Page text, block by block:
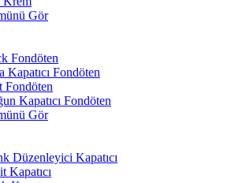
Gör
Fondöten
Kapatıcı Fondöten
Fondöten
Kapatıcı Fondöten
Gör
Düzenleyici Kapatıcı
Kapatıcı